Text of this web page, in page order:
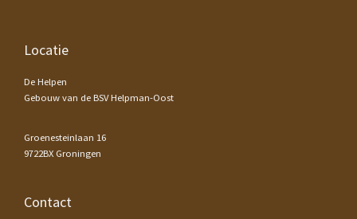
Footer
Locatie
De Helpen
Gebouw van de BSV Helpman-Oost
Groenesteinlaan 16
9722BX Groningen
Contact